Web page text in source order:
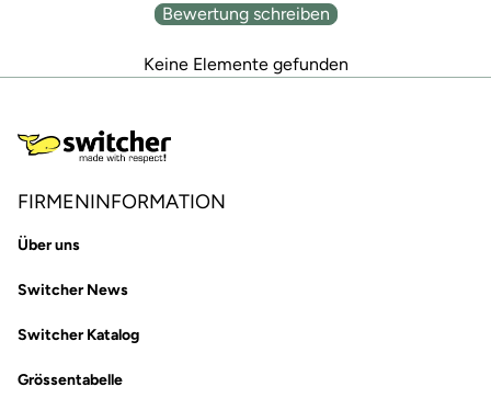
Bewertung schreiben
Keine Elemente gefunden
FIRMENINFORMATION
Über uns
Switcher News
Switcher Katalog
Grössentabelle